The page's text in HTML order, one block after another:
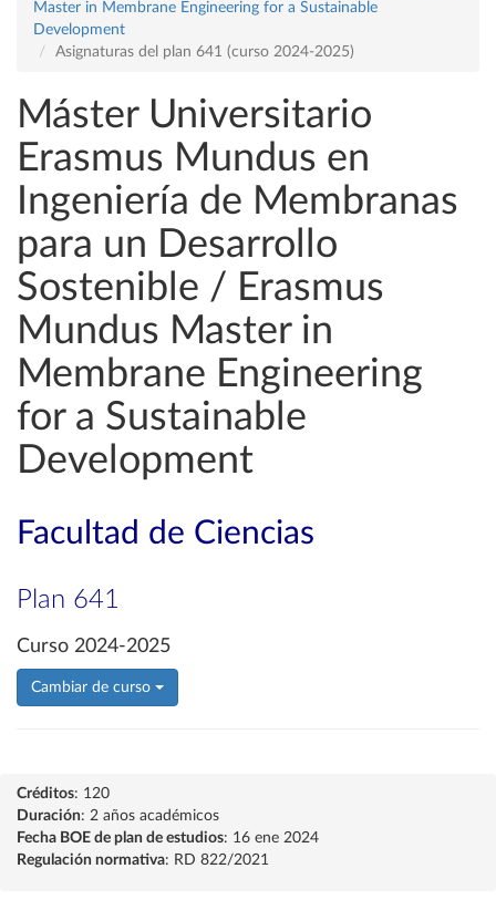
Master in Membrane Engineering for a Sustainable
Development
Asignaturas del plan 641 (curso 2024-2025)
Máster Universitario
Erasmus Mundus en
Ingeniería de Membranas
para un Desarrollo
Sostenible / Erasmus
Mundus Master in
Membrane Engineering
for a Sustainable
Development
Facultad de Ciencias
Plan 641
Curso 2024-2025
Cambiar de curso
Créditos: 120
Duración: 2 años académicos
Fecha BOE de plan de estudios: 16 ene 2024
Regulación normativa: RD 822/2021